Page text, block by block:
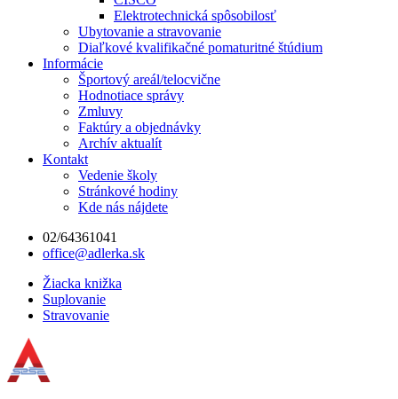
Elektrotechnická spôsobilosť
Ubytovanie a stravovanie
Diaľkové kvalifikačné pomaturitné štúdium
Informácie
Športový areál/telocvične
Hodnotiace správy
Zmluvy
Faktúry a objednávky
Archív aktualít
Kontakt
Vedenie školy
Stránkové hodiny
Kde nás nájdete
02/64361041
office@adlerka.sk
Žiacka knižka
Suplovanie
Stravovanie